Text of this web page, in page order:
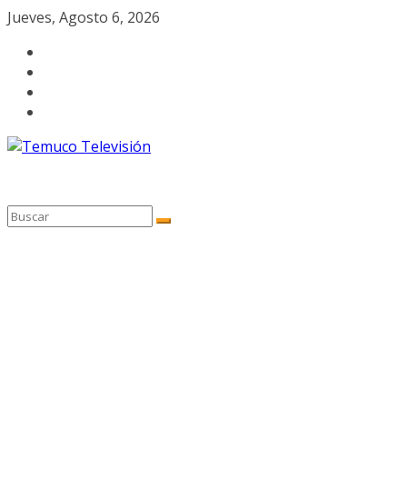
Saltar
contenido
Jueves, Agosto 6, 2026